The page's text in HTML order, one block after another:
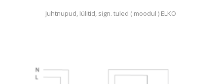
Juhtnupud, lülitid, sign. tuled ( moodul ) ELKO